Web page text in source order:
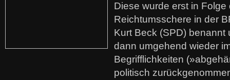
Diese wurde erst in
Reichtumsschere in der
Kurt Beck (SPD)
dann umgehend wieder
Begrifflichkeiten
politisch